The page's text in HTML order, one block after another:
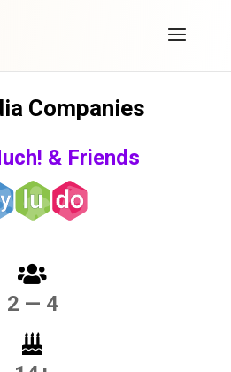
Companies
& Friends
2 — 4